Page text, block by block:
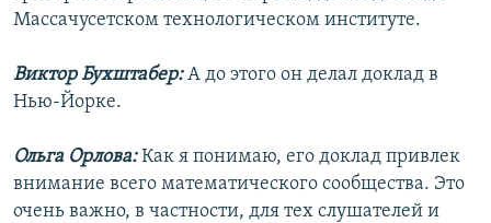
Массачусетском технологическом институте.
Виктор Бухштабер:А до этого он делал доклад в
Нью-Йорке.
Ольга Орлова:Как я понимаю, его доклад привлек
внимание всего математического сообщества. Это
очень важно, в частности, для тех слушателей и